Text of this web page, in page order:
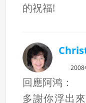
的祝福!
2008
回應阿鸿：
多謝你浮出